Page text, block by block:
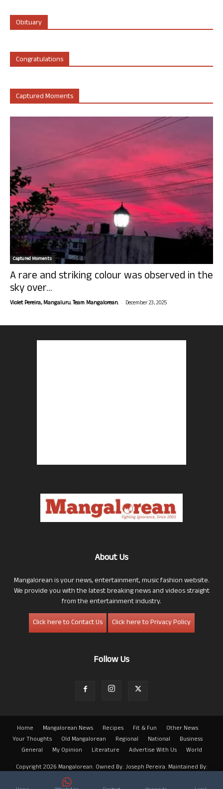
Obituary
Congratulations
Captured Moments
Captured Moments
A rare and striking colour was observed in the
sky over...
Violet Pereira, Mangaluru. Team Mangalorean. - December 23, 2025
About Us
Mangalorean is your news, entertainment, music fashion website.
We provide you with the latest breaking news and videos straight
from the entertainment industry.
Click here to Contact Us
Click here to Privacy Policy
Follow Us
Home Mangalorean News Recipes Fit & Fun
Other News
Your Thoughts
Old Mangalorean Regional National
Business
General
My Opinion Literature Advertise With Us
World
Copyright 2026 Mangalorean. Owned By: Joseph Pereira. Maintained By: